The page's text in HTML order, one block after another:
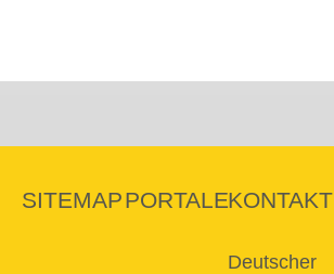
SITEMAPPORTALEKONTAKT
Deutscher